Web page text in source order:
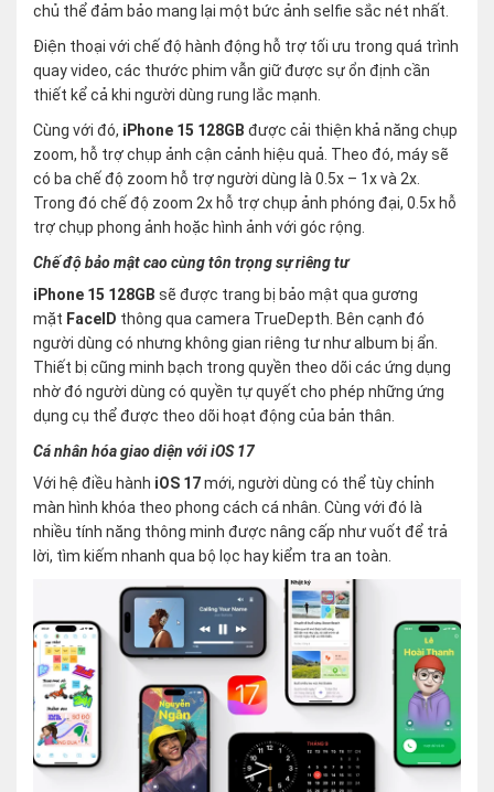
chủ thể đảm bảo mang lại một bức ảnh selfie sắc nét nhất.
Điện thoại với chế độ hành động hỗ trợ tối ưu trong quá trình
quay video, các thước phim vẫn giữ được sự ổn định cần
thiết kể cả khi người dùng rung lắc mạnh.
Cùng với đó, iPhone 15 128GB được cải thiện khả năng chụp
zoom, hỗ trợ chụp ảnh cận cảnh hiệu quả. Theo đó, máy sẽ
có ba chế độ zoom hỗ trợ người dùng là 0.5x – 1x và 2x.
Trong đó chế độ zoom 2x hỗ trợ chụp ảnh phóng đại, 0.5x hỗ
trợ chụp phong ảnh hoặc hình ảnh với góc rộng.
Chế độ bảo mật cao cùng tôn trọng sự riêng tư
iPhone 15 128GB sẽ được trang bị bảo mật qua gương
mặt FaceID thông qua camera TrueDepth. Bên cạnh đó
người dùng có nhưng không gian riêng tư như album bị ẩn.
Thiết bị cũng minh bạch trong quyền theo dõi các ứng dụng
nhờ đó người dùng có quyền tự quyết cho phép những ứng
dụng cụ thể được theo dõi hoạt động của bản thân.
Cá nhân hóa giao diện với iOS 17
Với hệ điều hành iOS 17mới, người dùng có thể tùy chỉnh
màn hình khóa theo phong cách cá nhân. Cùng với đó là
nhiều tính năng thông minh được nâng cấp như vuốt để trả
lời, tìm kiếm nhanh qua bộ lọc hay kiểm tra an toàn.